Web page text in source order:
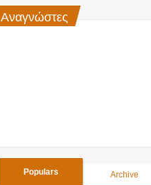
Αναγνώστες
Populars Archive